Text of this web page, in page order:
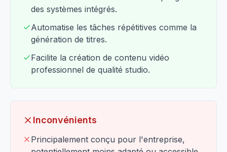
des systèmes intégrés.
Automatise les tâches répétitives comme la
génération de titres.
Facilite la création de contenu vidéo
professionnel de qualité studio.
Inconvénients
Principalement conçu pour l'entreprise,